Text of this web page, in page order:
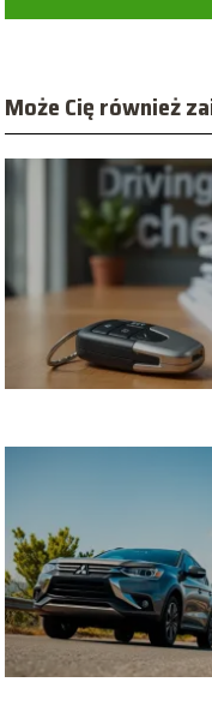
Może Cię również